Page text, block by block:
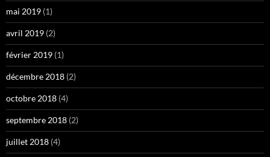
mai 2019 (1)
avril 2019 (2)
février 2019 (1)
décembre 2018 (2)
octobre 2018 (4)
septembre 2018 (2)
juillet 2018 (4)